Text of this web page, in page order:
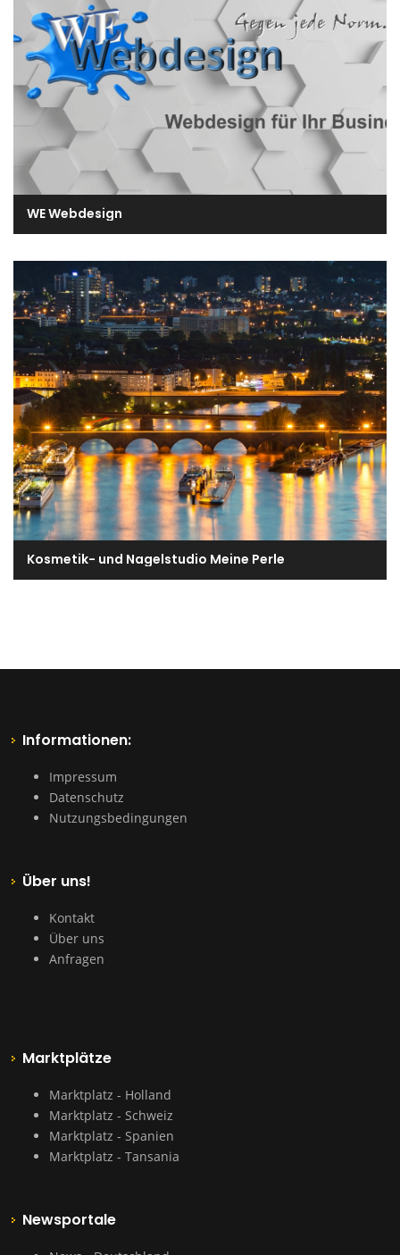
WE Webdesign
Kosmetik- und Nagelstudio Meine Perle
Informationen:
Impressum
Datenschutz
Nutzungsbedingungen
Über uns!
Kontakt
Über uns
Anfragen
Marktplätze
Marktplatz - Holland
Marktplatz - Schweiz
Marktplatz - Spanien
Marktplatz - Tansania
Newsportale